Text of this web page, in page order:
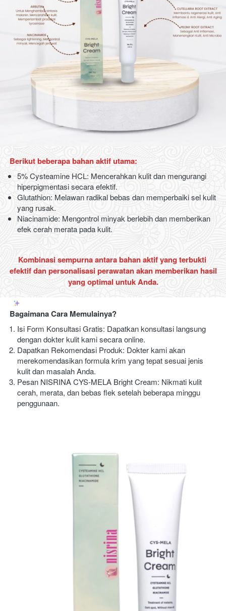
Berikut beberapa bahan aktif utama:
5% Cysteamine HCL: Mencerahkan kulit dan mengurangi
hiperpigmentasi secara efektif.
Glutathion: Melawan radikal bebas dan memperbaiki sel kulit
yang rusak.
Niacinamide: Mengontrol minyak berlebih dan memberikan
efek cerah merata pada kulit.
Kombinasi sempurna antara bahan aktif yang terbukti
efektif dan personalisasi perawatan akan memberikan hasil
yang optimal untuk Anda.
Bagaimana Cara Memulainya?
Isi Form Konsultasi Gratis: Dapatkan konsultasi langsung
dengan dokter kulit kami secara online.
Dapatkan Rekomendasi Produk: Dokter kami akan
merekomendasikan formula krim yang tepat sesuai jenis
kulit dan masalah Anda.
Pesan NISRINA CYS-MELA Bright Cream: Nikmati kulit
cerah, merata, dan bebas flek setelah beberapa minggu
penggunaan.